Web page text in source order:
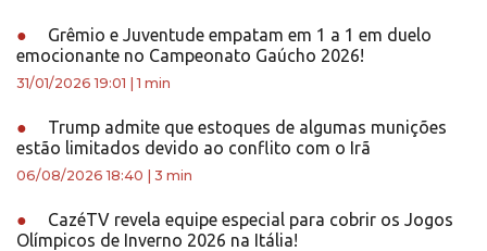
●
Grêmio e Juventude empatam em 1 a 1 em duelo
emocionante no Campeonato Gaúcho 2026!
31/01/2026 19:01 |1 min
●
Trump admite que estoques de algumas munições
estão limitados devido ao conflito com o Irã
06/08/2026 18:40 3 min
●
CazéTV revela equipe especial para cobrir os Jogos
Olímpicos de Inverno 2026 na Itália!